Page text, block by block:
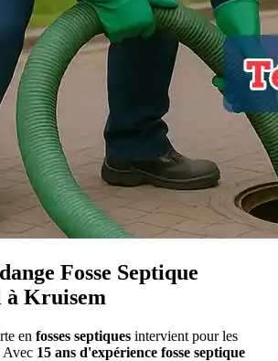
Fosse Septique
à Kruisem
en fosses septiques intervient pour les
Avec 15 ans d'expérience fosse septique